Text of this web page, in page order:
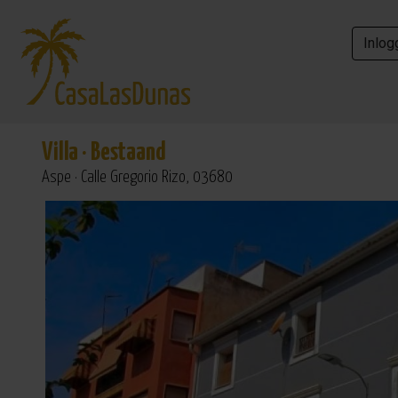
Villa · Bestaand
Aspe · Calle Gregorio Rizo, 03680